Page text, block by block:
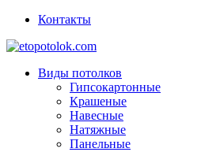
Контакты
Виды потолков
Гипсокартонные
Крашеные
Навесные
Натяжные
Панельные